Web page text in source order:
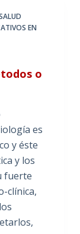
EN
o
es
y éste
y los
fuerte
clínica,